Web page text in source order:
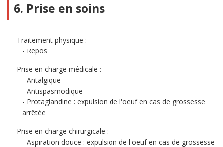
6. Prise en soins
Traitement physique :
Repos
Prise en charge médicale :
Antalgique
Antispasmodique
Protaglandine : expulsion de l'oeuf en cas de grossesse
arrêtée
Prise en charge chirurgicale :
Aspiration douce : expulsion de l'oeuf en cas de grossesse